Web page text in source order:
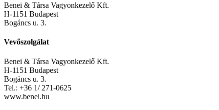
Benei & Társa Vagyonkezelő Kft.
H-1151 Budapest
Bogáncs u. 3.
Vevőszolgálat
Benei & Társa Vagyonkezelő Kft.
H-1151 Budapest
Bogáncs u. 3.
Tel.: +36 1/ 271-0625
www.benei.hu